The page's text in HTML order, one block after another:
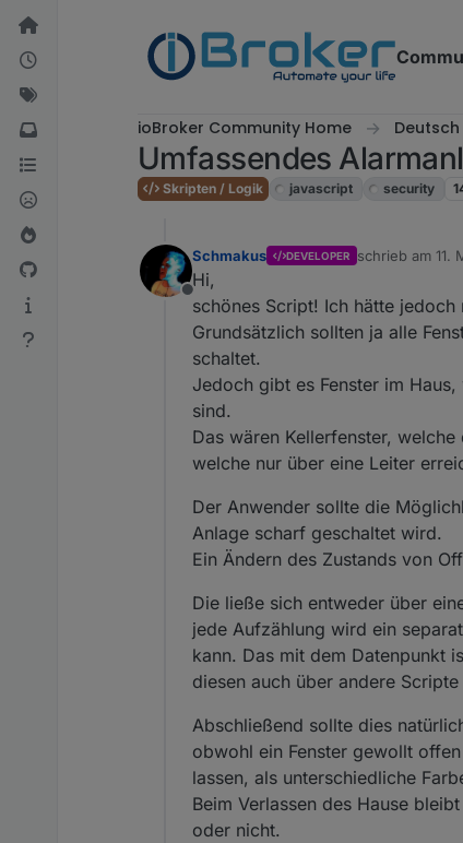
Weiter zum Inhalt
ioBroker Community Home Deutsch
Umfassendes
Skripten / Logik javascript security
Offline
Schmakus DEVELOPER schrieb am 11.
zuletzt editiert
Hi,
schönes Script! Ich hätte
Grundsätzlich sollten ja alle
schaltet.
Jedoch gibt es Fenster im
sind.
Das wären Kellerfenster,
welche nur über eine Leiter
Der Anwender sollte die
Anlage scharf geschaltet wird.
Ein Ändern des Zustands von
Die ließe sich entweder über
jede Aufzählung wird ein
kann. Das mit dem Datenpunkt
diesen auch über andere
Abschließend sollte dies
obwohl ein Fenster gewollt
lassen, als unterschiedliche
Beim Verlassen des Hause
oder nicht.